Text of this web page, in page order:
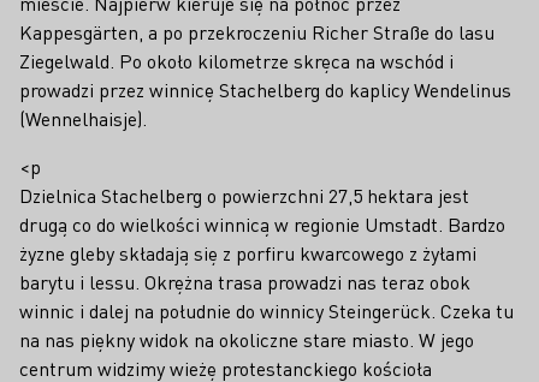
Kappesgärten, a po przekroczeniu Richer Straße do lasu
Ziegelwald. Po około kilometrze skręca na wschód i
prowadzi przez winnicę Stachelberg do kaplicy Wendelinus
(Wennelhaisje).
<p
Dzielnica Stachelberg o powierzchni 27,5 hektara jest
drugą co do wielkości winnicą w regionie Umstadt. Bardzo
żyzne gleby składają się z porfiru kwarcowego z żyłami
barytu i lessu. Okrężna trasa prowadzi nas teraz obok
winnic i dalej na południe do winnicy Steingerück. Czeka tu
na nas piękny widok na okoliczne stare miasto. W jego
centrum widzimy wieżę protestanckiego kościoła